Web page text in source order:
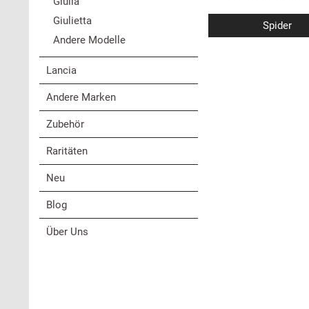
Giulietta
Andere Modelle
Lancia
Andere Marken
Zubehör
Raritäten
Neu
Blog
Über Uns
Spider